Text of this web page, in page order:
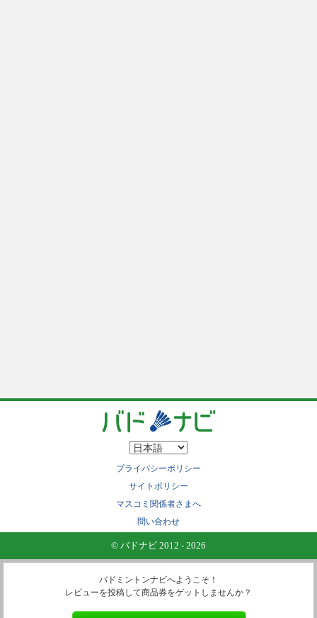
プライバシーポリシー
サイトポリシー
マスコミ関係者さまへ
問い合わせ
© バドナビ 2012 - 2026
バドミントンナビへようこそ！
レビューを投稿して商品券をゲットしませんか？